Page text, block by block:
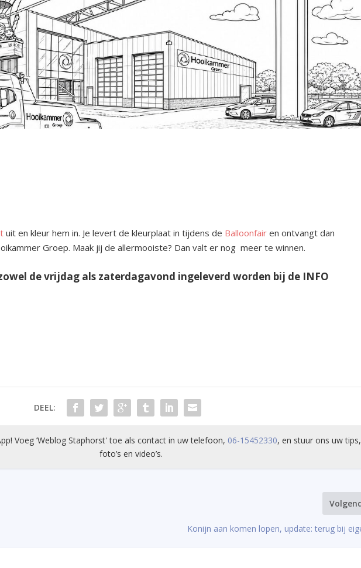
uit en kleur hem in. Je levert de kleurplaat in tijdens de Balloonfair en ontvangt dan
Groep. Maak jij de allermooiste? Dan valt er nog meer te winnen.
de vrijdag als zaterdagavond ingeleverd worden bij de INFO
DEEL:
Voeg ’Weblog Staphorst' toe als contact in uw telefoon, 06-15452330, en stuur ons uw tips,
foto’s en video’s.
Konijn aan komen lopen, update: terug bij